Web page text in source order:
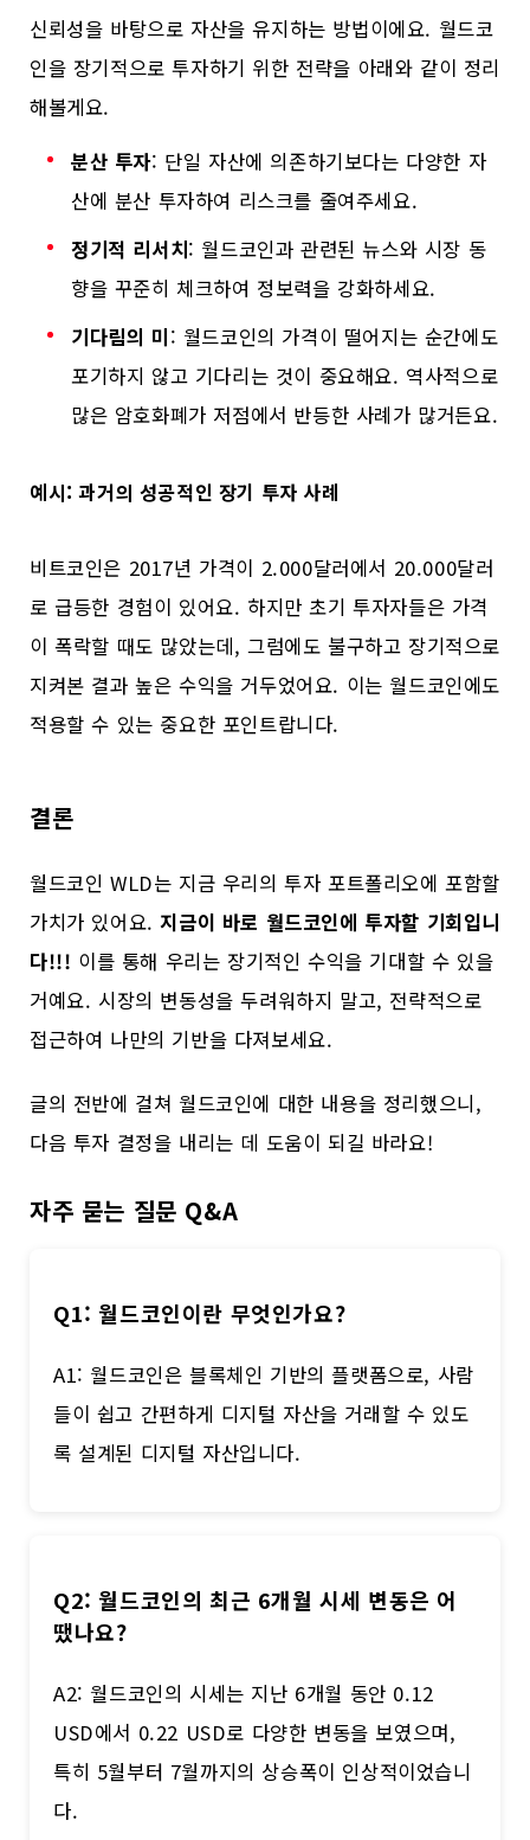
신뢰성을 바탕으로 자산을 유지하는 방법이에요. 월드코
인을 장기적으로 투자하기 위한 전략을 아래와 같이 정리
해볼게요.
분산 투자: 단일 자산에 의존하기보다는 다양한 자
산에 분산 투자하여 리스크를 줄여주세요.
정기적 리서치: 월드코인과 관련된 뉴스와 시장 동
향을 꾸준히 체크하여 정보력을 강화하세요.
기다림의 미: 월드코인의 가격이 떨어지는 순간에도
포기하지 않고 기다리는 것이 중요해요. 역사적으로
많은 암호화폐가 저점에서 반등한 사례가 많거든요.
예시: 과거의 성공적인 장기 투자 사례
비트코인은 2017년 가격이 2.000달러에서 20.000달러
로 급등한 경험이 있어요. 하지만 초기 투자자들은 가격
이 폭락할 때도 많았는데, 그럼에도 불구하고 장기적으로
지켜본 결과 높은 수익을 거두었어요. 이는 월드코인에도
적용할 수 있는 중요한 포인트랍니다.
결론
월드코인 WLD는 지금 우리의 투자 포트폴리오에 포함할
가치가 있어요.지금이 바로 월드코인에 투자할 기회입니
다!!! 이를 통해 우리는 장기적인 수익을 기대할 수 있을
거예요. 시장의 변동성을 두려워하지 말고, 전략적으로
접근하여 나만의 기반을 다져보세요.
글의 전반에 걸쳐 월드코인에 대한 내용을 정리했으니,
다음 투자 결정을 내리는 데 도움이 되길 바라요!
자주 묻는 질문 Q&A
Q1: 월드코인이란 무엇인가요?
A1: 월드코인은 블록체인 기반의 플랫폼으로, 사람
들이 쉽고 간편하게 디지털 자산을 거래할 수 있도
록 설계된 디지털 자산입니다.
Q2: 월드코인의 최근 6개월 시세 변동은 어
땠나요?
A2: 월드코인의 시세는 지난 6개월 동안 0.12
USD에서 0.22 USD로 다양한 변동을 보였으며,
특히 5월부터 7월까지의 상승폭이 인상적이었습니
다.